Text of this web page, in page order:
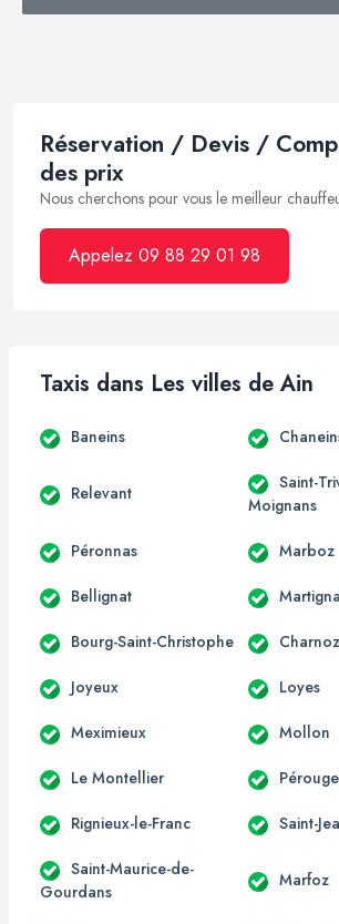
Réservation / Devis /
des prix
Nous cherchons pour vous le meilleur
Appelez 09 88 29 01 98
Taxis dans Les villes de Ain
Baneins
Relevant
Saint-
Moignans
Péronnas Marboz
Bellignat
Bourg-Saint-Christophe
Joyeux Loyes
Meximieux Mollon
Le Montellier
Rignieux-le-Franc Saint-
Saint-Maurice-de-
Gourdans
Marfoz